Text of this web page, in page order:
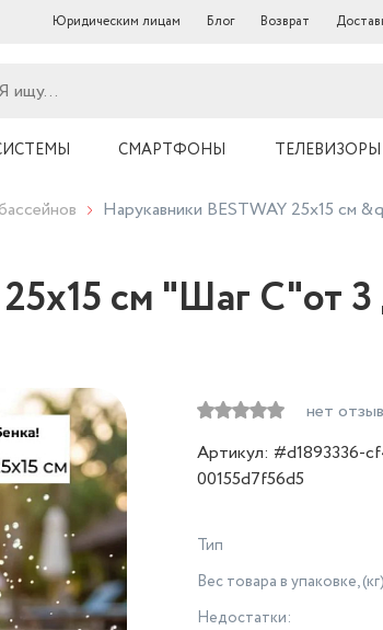
Юридическим лицам Блог Возврат
СМАРТФОНЫ ТЕЛЕВИЗОРЫ
Нарукавники BESTWAY 25х15 см
см "Шаг С"от 3
нет
Артикул: #d1893336-
00155d7f56d5
Тип
Вес товара в упаковке, (кг)
Недостатки: